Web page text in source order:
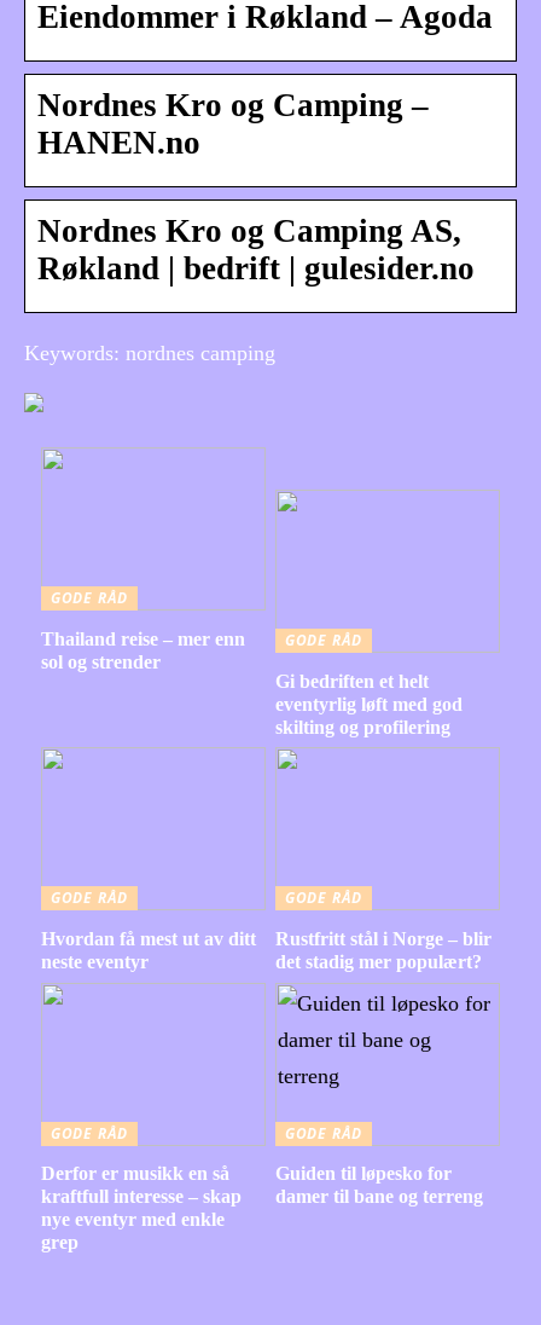
Eiendommer i Røkland – Agoda
Nordnes Kro og Camping –
HANEN.no
Nordnes Kro og Camping AS,
Røkland | bedrift | gulesider.no
Keywords: nordnes camping
GODE RÅD
Thailand reise – mer enn
sol og strender
GODE RÅD
Gi bedriften et helt
eventyrlig løft med god
skilting og profilering
GODE RÅD
Hvordan få mest ut av ditt
neste eventyr
GODE RÅD
Rustfritt stål i Norge – blir
det stadig mer populært?
GODE RÅD
Derfor er musikk en så
kraftfull interesse – skap
nye eventyr med enkle
grep
GODE RÅD
Guiden til løpesko for
damer til bane og terreng